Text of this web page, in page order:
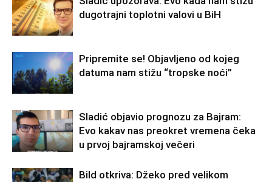
dugotrajni toplotni valovi u BiH
Pripremite se! Objavljeno od kojeg
datuma nam stižu “tropske noći”
Sladić objavio prognozu za Bajram:
Evo kakav nas preokret vremena čeka
u prvoj bajramskoj večeri
Bild otkriva: Džeko pred velikom